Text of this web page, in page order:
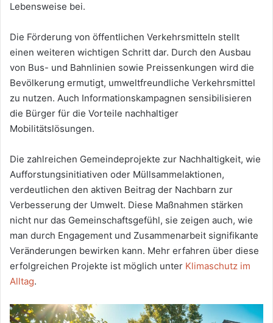
Lebensweise bei.
Die Förderung von öffentlichen Verkehrsmitteln stellt
einen weiteren wichtigen Schritt dar. Durch den Ausbau
von Bus- und Bahnlinien sowie Preissenkungen wird die
Bevölkerung ermutigt, umweltfreundliche Verkehrsmittel
zu nutzen. Auch Informationskampagnen sensibilisieren
die Bürger für die Vorteile nachhaltiger
Mobilitätslösungen.
Die zahlreichen Gemeindeprojekte zur Nachhaltigkeit, wie
Aufforstungsinitiativen oder Müllsammelaktionen,
verdeutlichen den aktiven Beitrag der Nachbarn zur
Verbesserung der Umwelt. Diese Maßnahmen stärken
nicht nur das Gemeinschaftsgefühl, sie zeigen auch, wie
man durch Engagement und Zusammenarbeit signifikante
Veränderungen bewirken kann. Mehr erfahren über diese
erfolgreichen Projekte ist möglich unter Klimaschutz im
Alltag.